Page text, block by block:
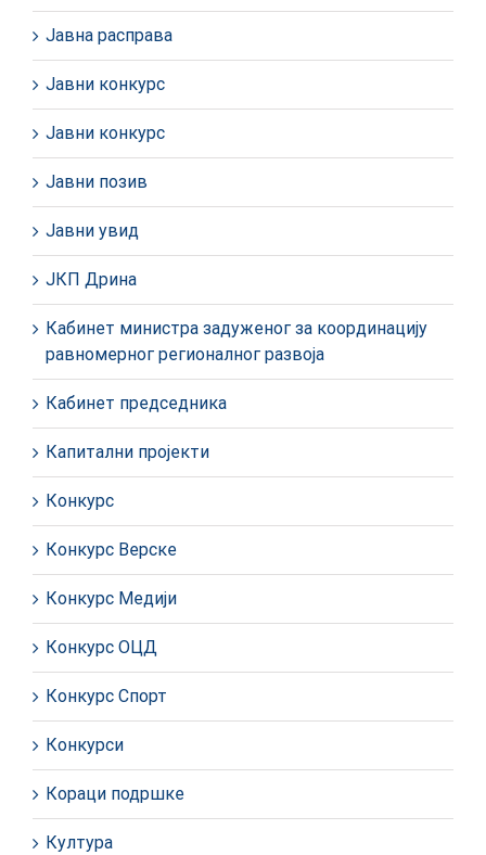
Јавна расправа
Јавни конкурс
Јавни конкурс
Јавни позив
Јавни увид
ЈКП Дрина
Кабинет министра задуженог за координацију
равномерног регионалног развоја
Кабинет председника
Капитални пројекти
Конкурс
Конкурс Верске
Конкурс Медији
Конкурс ОЦД
Конкурс Спорт
Конкурси
Кораци подршке
Култура